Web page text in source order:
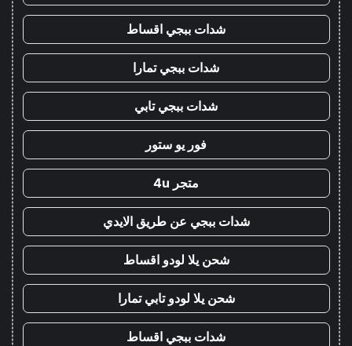
شدات ببجي اقساط
شدات ببجي تمارا
شدات ببجي تابي
فور يو ستور
متجر 4u
شدات ببجي عن طريق الايدي
شحن يلا لودو اقساط
شحن يلا لودو تابي تمارا
شدات ببجي اقساط